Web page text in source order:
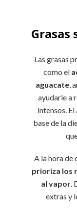
Grasas
Las grasas
como el
aguacate,
ayudarle a
intensos.
base de la
A la hora de
prioriza los
al vapor.
extras y